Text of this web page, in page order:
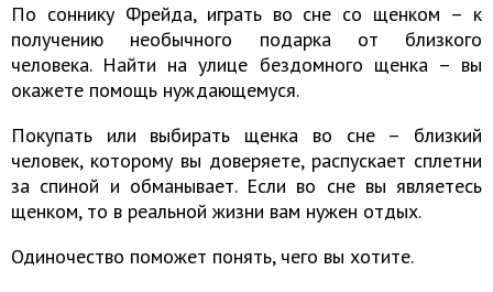
По соннику Фрейда, играть во сне со щенком – к
получению необычного подарка от близкого
человека. Найти на улице бездомного щенка – вы
окажете помощь нуждающемуся.
Покупать или выбирать щенка во сне – близкий
человек, которому вы доверяете, распускает сплетни
за спиной и обманывает. Если во сне вы являетесь
щенком, то в реальной жизни вам нужен отдых.
Одиночество поможет понять, чего вы хотите.